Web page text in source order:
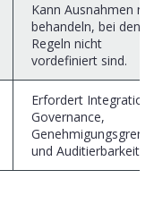
Kann Ausnahmen
behandeln, bei denen
Regeln nicht
vordefiniert sind.
Erfordert Integration,
Governance,
und Auditierbarkeit.